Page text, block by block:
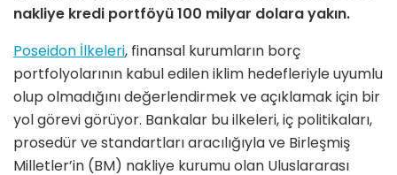
nakliye kredi portföyü 100 milyar dolara yakın.
Poseidon İlkeleri, finansal kurumların borç
portfolyolarının kabul edilen iklim hedefleriyle uyumlu
olup olmadığını değerlendirmek ve açıklamak için bir
yol görevi görüyor. Bankalar bu ilkeleri, iç politikaları,
prosedür ve standartları aracılığıyla ve Birleşmiş
Milletler’in (BM) nakliye kurumu olan Uluslararası